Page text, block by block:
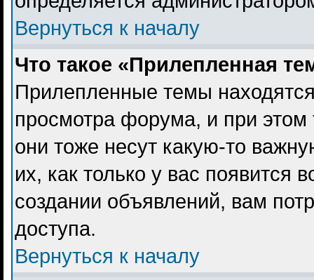
Вернуться к началу
Что такое «Прилепленная
Прилепленные темы
просмотра форума, и при
они тоже несут какую-то
их, как только у вас появится
создании объявлений, вам
доступа.
Вернуться к началу